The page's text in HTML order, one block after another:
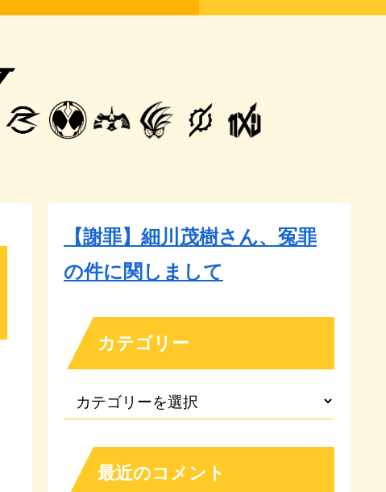
【謝罪】細川茂樹さん、冤罪
の件に関しまして
カテゴリー
最近のコメント